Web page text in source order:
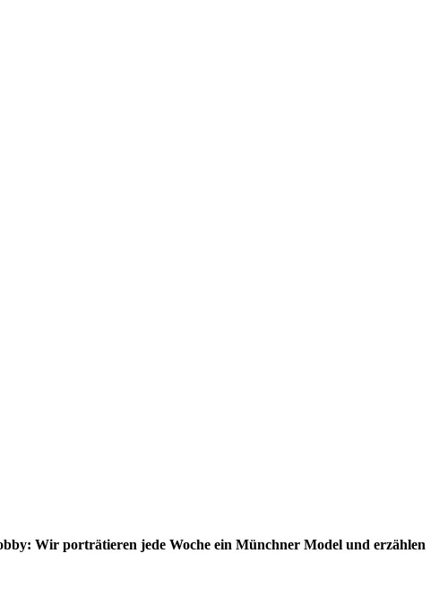
Wir porträtieren jede Woche ein Münchner Model und erzählen